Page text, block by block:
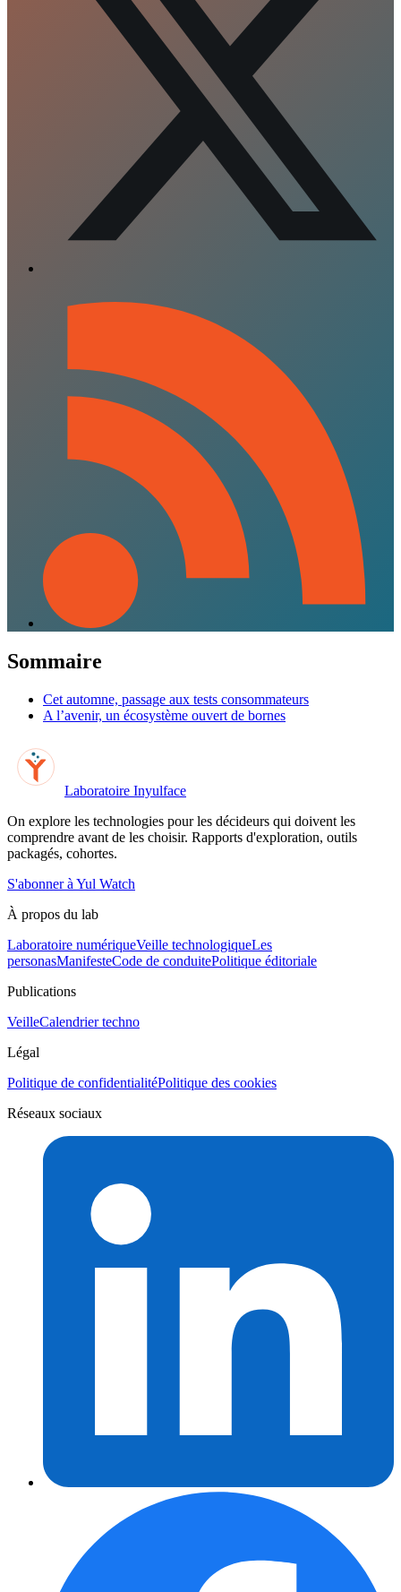
Sommaire
Cet automne, passage aux tests consommateurs
A l’avenir, un écosystème ouvert de bornes
Laboratoire Inyulface
On explore les technologies pour les décideurs qui doivent les
comprendre avant de les choisir. Rapports d'exploration, outils
packagés, cohortes.
S'abonner à Yul Watch
À propos du lab
Laboratoire numériqueVeille technologiqueLes
personasManifesteCode de conduitePolitique éditoriale
Publications
VeilleCalendrier techno
Légal
Politique de confidentialitéPolitique des cookies
Réseaux sociaux